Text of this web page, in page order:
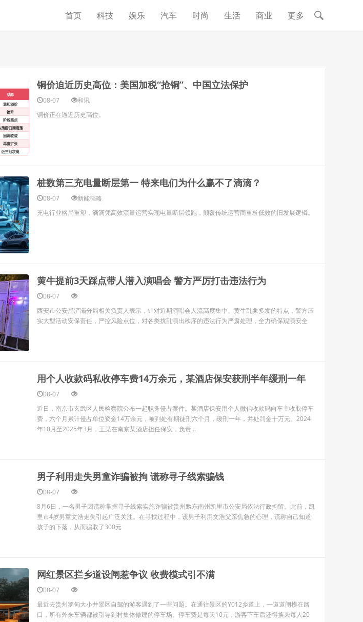
首页 科技 娱乐 汽车 时尚 生活 商业 更多
铜价迫近历史高位：美国加税“抢铜”、中国立法保护
08-07
和讯
铜价正在逼近历史高位。
桩数第三充电量断层第一 特来电们为什么赢不了滴滴？
08-07
新能韬略
充电行业格局重塑，滴滴凭高效流量运营实现电量断层领跑，颠覆传统运营商重桩低效的旧发展逻辑。
黄牛提前3天踩点带人潜入演唱会 警方严厉打击违法行为
08-07
西安市公安局浐灞分局相关负责人表示，针对近期演唱会人流高度集中、黄牛乱象多发的特点，警方压
实大型活动安保责任，严控风险点位，对各类扰乱演出秩序的违法行为严肃处理，全力确保观演安全
用个人收款码私收停车费14万余元，某酒店保安获刑半年缓刑一年
08-07
近日，南京市玄武区人民检察院公布一起职务侵占案件。某酒店保安用个人微信收款码向车主收取停车
费，六个月累计侵占单位资金14万余元，被判处有期徒刑六个月，缓刑一年，并处罚金十万元。2024
年10月至2025年3月，王某在南京某酒店担任保安，负责...
男子利用走失男童诈骗被拘 谎称寻子线索骗钱
08-07
8月6日，一名男子因谎称掌握寻子线索实施诈骗被贵州黔东南州凯里市公安局依法行政拘留。此前，凯
里市4岁男童文浩走失引起广泛关注。在寻找过程中，该男子利用文浩父亲焦急的心理，谎称自己知道
孩子的下落，从而骗取了300元
网红景区拦乡道设闸惹争议 收费模式引不满
08-07
最近去贵州罗甸大小井景区自驾的游客遇到了一些问题。在通往景区的Y012乡道上，一道道闸横在路
口，所有外来车辆都被引导到村集体修建的停车场。停车费是每天10元，游客下车后还得换乘每人20